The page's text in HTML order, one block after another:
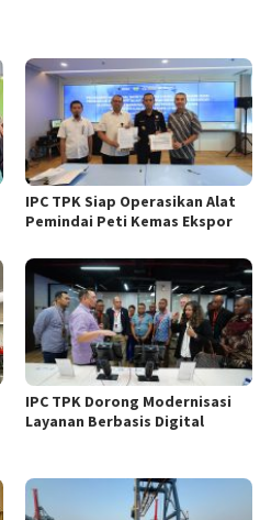
IPC TPK Siap Operasikan Alat
Pemindai Peti Kemas Ekspor
IPC TPK Dorong Modernisasi
Layanan Berbasis Digital